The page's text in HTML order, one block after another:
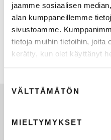
jaamme sosiaalisen
alan kumppaneillemme
sivustoamme.
tietoja muihin tietoihin, joita
kerätty, kun olet käyttänyt
valinta
VÄLTTÄMÄTÖN
MIELTYMYKSET
KATSO TALLENNE: MK
Työnantajabrändi jää usein
markkinoinnin ja HR:n
12.5.2026 1min lukuaika